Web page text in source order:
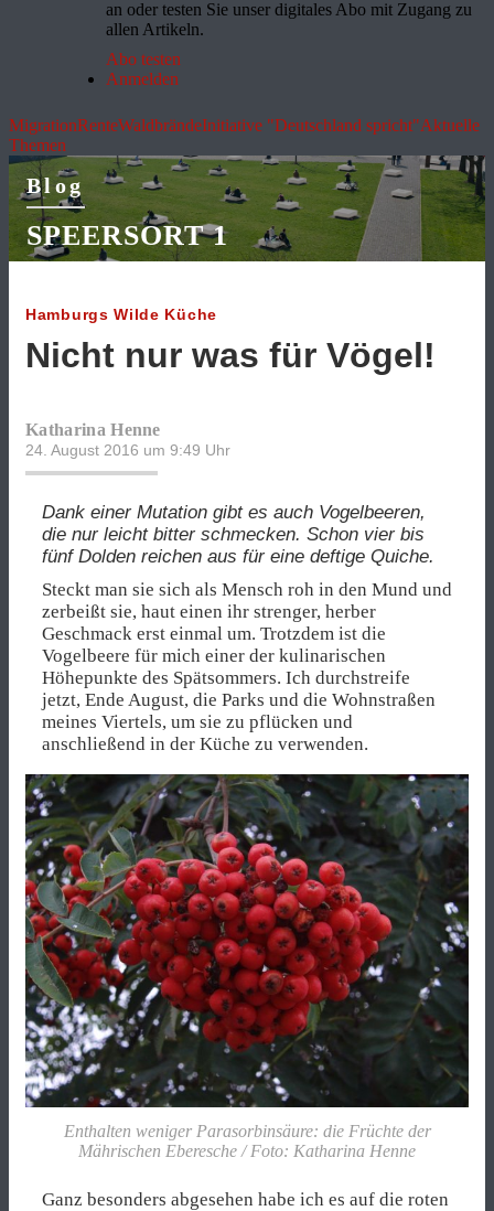
an oder testen Sie unser digitales Abo mit Zugang zu
allen Artikeln.
Abo testen
Anmelden
MigrationRenteWaldbrändeInitiative "Deutschland spricht"Aktuelle
Themen
Blog
SPEERSORT 1
Hamburgs Wilde Küche
Nicht nur was für Vögel!
Katharina Henne
24. August 2016 um 9:49 Uhr
Dank einer Mutation gibt es auch Vogelbeeren,
die nur leicht bitter schmecken. Schon vier bis
fünf Dolden reichen aus für eine deftige Quiche.
Steckt man sie sich als Mensch roh in den Mund und
zerbeißt sie, haut einen ihr strenger, herber
Geschmack erst einmal um. Trotzdem ist die
Vogelbeere für mich einer der kulinarischen
Höhepunkte des Spätsommers. Ich durchstreife
jetzt, Ende August, die Parks und die Wohnstraßen
meines Viertels, um sie zu pflücken und
anschließend in der Küche zu verwenden.
Enthalten weniger Parasorbinsäure: die Früchte der
Mährischen Eberesche / Foto: Katharina Henne
Ganz besonders abgesehen habe ich es auf die roten